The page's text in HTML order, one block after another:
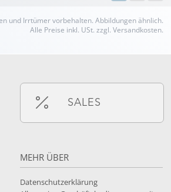
und Irrtümer vorbehalten. Abbildungen ähnlich.
Alle Preise inkl. USt. zzgl. Versandkosten.
SALES
MEHR ÜBER
Datenschutzerklärung